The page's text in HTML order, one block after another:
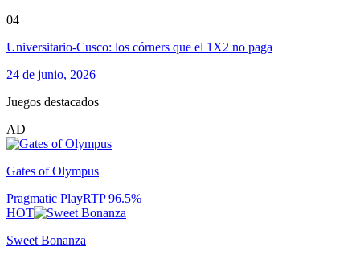
04
Universitario-Cusco: los córners que el 1X2 no paga
24 de junio, 2026
Juegos destacados
AD
Gates of Olympus
Pragmatic PlayRTP96.5%
HOT
Sweet Bonanza